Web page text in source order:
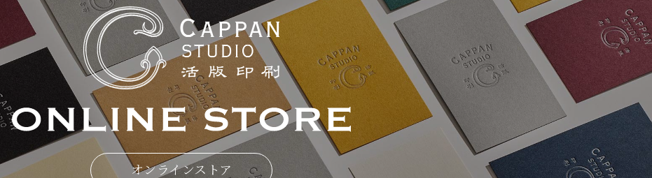
オンラインストア